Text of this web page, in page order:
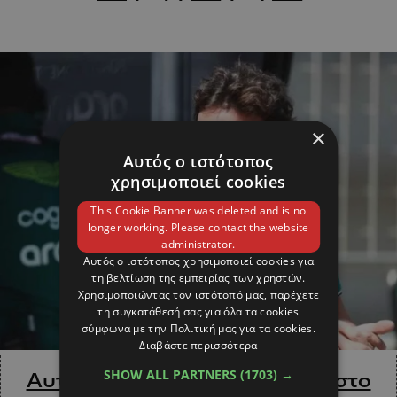
Αυτό είναι το νέο «διαμάντι» στο
×
Αυτός ο ιστότοπος
χρησιμοποιεί cookies
This Cookie Banner was deleted and is no
longer working. Please contact the website
administrator.
Αυτός ο ιστότοπος χρησιμοποιεί cookies για
τη βελτίωση της εμπειρίας των χρηστών.
Χρησιμοποιώντας τον ιστότοπό μας, παρέχετε
τη συγκατάθεσή σας για όλα τα cookies
σύμφωνα με την Πολιτική μας για τα cookies.
Διαβάστε περισσότερα
SHOW ALL PARTNERS (1703) →